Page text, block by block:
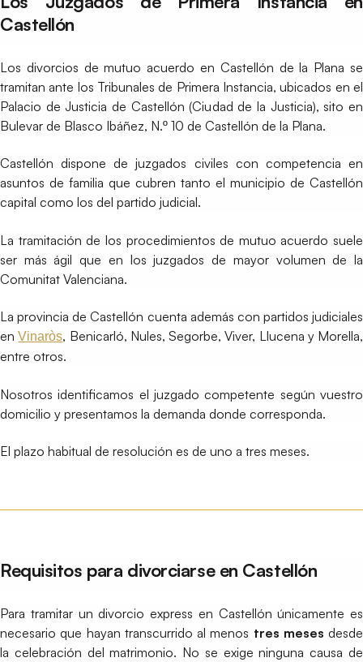
Castellón
Los divorcios de mutuo acuerdo en Castellón de la Plana se
tramitan ante los Tribunales de Primera Instancia, ubicados en el
Palacio de Justicia de Castellón (Ciudad de la Justicia), sito en
Bulevar de Blasco Ibáñez, N.º 10 de Castellón de la Plana.
Castellón dispone de juzgados civiles con competencia en
asuntos de familia que cubren tanto el municipio de Castellón
capital como los del partido judicial.
La tramitación de los procedimientos de mutuo acuerdo suele
ser más ágil que en los juzgados de mayor volumen de la
Comunitat Valenciana.
La provincia de Castellón cuenta además con partidos judiciales
enVinaròs, Benicarló, Nules, Segorbe, Viver, Llucena y Morella,
entre otros.
Nosotros identificamos el juzgado competente según vuestro
domicilio y presentamos la demanda donde corresponda.
El plazo habitual de resolución es de uno a tres meses.
Requisitos para divorciarse en Castellón
Para tramitar un divorcio express en Castellón únicamente es
necesario que hayan transcurrido al menos tres meses desde
la celebración del matrimonio. No se exige ninguna causa de